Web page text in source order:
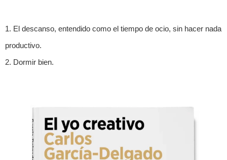
1. El descanso, entendido como el tiempo de ocio, sin hacer nada
productivo.
2. Dormir bien.